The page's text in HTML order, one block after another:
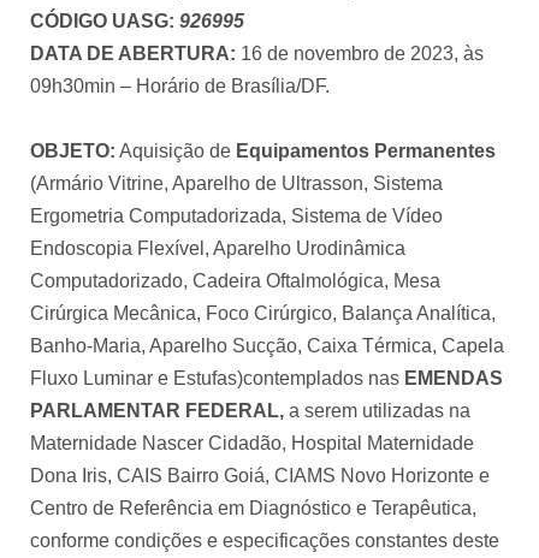
CÓDIGO UASG: 926995
DATA DE ABERTURA: 16 de novembro de 2023, às
09h30min – Horário de Brasília/DF.
OBJETO: Aquisição de Equipamentos Permanentes
(Armário Vitrine, Aparelho de Ultrasson, Sistema
Ergometria Computadorizada, Sistema de Vídeo
Endoscopia Flexível, Aparelho Urodinâmica
Computadorizado, Cadeira Oftalmológica, Mesa
Cirúrgica Mecânica, Foco Cirúrgico, Balança Analítica,
Banho-Maria, Aparelho Sucção, Caixa Térmica, Capela
Fluxo Luminar e Estufas)contemplados nas EMENDAS
PARLAMENTAR FEDERAL, a serem utilizadas na
Maternidade Nascer Cidadão, Hospital Maternidade
Dona Iris, CAIS Bairro Goiá, CIAMS Novo Horizonte e
Centro de Referência em Diagnóstico e Terapêutica,
conforme condições e especificações constantes deste